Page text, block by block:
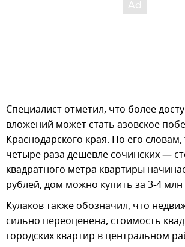
Специалист отметил, что более
вложений может стать азовское
Краснодарского края. По его
четыре раза дешевле сочинских —
квадратного метра квартиры
рублей, дом можно купить за 3-4 млн
Кулаков также обозначил, что
сильно переоценена, стоимость
городских квартир в центральном